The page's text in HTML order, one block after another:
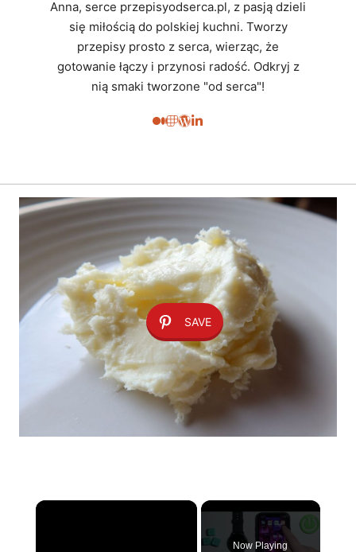
Anna, serce przepisyodserca.pl, z pasją dzieli
się miłością do polskiej kuchni. Tworzy
przepisy prosto z serca, wierząc, że
gotowanie łączy i przynosi radość. Odkryj z
nią smaki tworzone "od serca"!
SAVE
×
Now Playing